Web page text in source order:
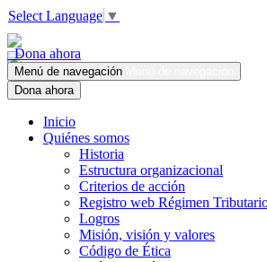
Select Language ▼
Dona ahora
Menú de navegación
Dona ahora
Inicio
Quiénes somos
Historia
Estructura organizacional
Criterios de acción
Registro web Régimen
Logros
Misión, visión y valores
Código de Ética